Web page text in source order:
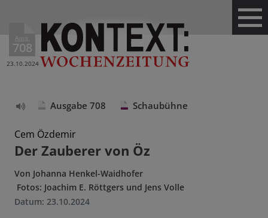
Ausg.
708
23.10.2024
vorlesen
Ausgabe 708 Schaubühne
Cem Özdemir
Der Zauberer von Öz
Von Johanna Henkel-Waidhofer
Fotos: Joachim E. Röttgers und Jens Volle
Datum: 23.10.2024